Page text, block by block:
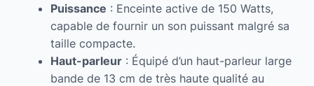
Puissance : Enceinte active de 150 Watts,
capable de fournir un son puissant malgré sa
taille compacte.
Haut-parleur : Équipé d’un haut-parleur large
bande de 13 cm de très haute qualité au